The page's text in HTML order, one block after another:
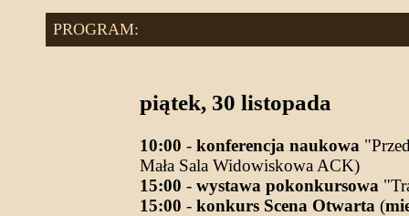
PROGRAM:
piątek, 30 listopada
10:00 - konferencja naukowa
Mała Sala Widowiskowa ACK)
15:00 - wystawa pokonkursowa
15:00 - konkurs Scena Otwarta (